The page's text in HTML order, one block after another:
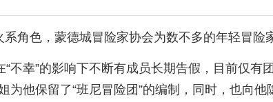
角色，蒙德城冒险家协会为数不多的年轻冒险
“不幸”的影响下不断有成员长期告假，目前仅
为他保留了“班尼冒险团”的编制，同时，也向他